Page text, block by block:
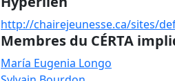
http://chairejeunesse.ca/sites/
Membres du CÉRTA
María Eugenia Longo